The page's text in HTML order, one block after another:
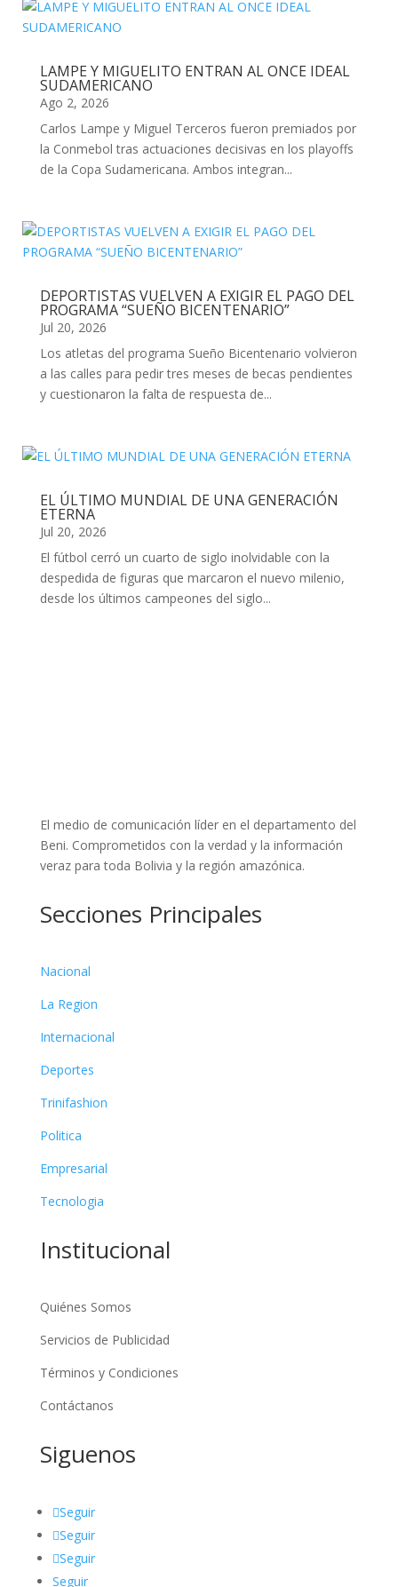
LAMPE Y MIGUELITO ENTRAN AL ONCE IDEAL
SUDAMERICANO
Ago 2, 2026
Carlos Lampe y Miguel Terceros fueron premiados por
la Conmebol tras actuaciones decisivas en los playoffs
de la Copa Sudamericana. Ambos integran...
DEPORTISTAS VUELVEN A EXIGIR EL PAGO DEL
PROGRAMA “SUEÑO BICENTENARIO”
Jul 20, 2026
Los atletas del programa Sueño Bicentenario volvieron
a las calles para pedir tres meses de becas pendientes
y cuestionaron la falta de respuesta de...
EL ÚLTIMO MUNDIAL DE UNA GENERACIÓN
ETERNA
Jul 20, 2026
El fútbol cerró un cuarto de siglo inolvidable con la
despedida de figuras que marcaron el nuevo milenio,
desde los últimos campeones del siglo...
El medio de comunicación líder en el departamento del
Beni. Comprometidos con la verdad y la información
veraz para toda Bolivia y la región amazónica.
Secciones Principales
Nacional
La Region
Internacional
Deportes
Trinifashion
Politica
Empresarial
Tecnologia
Institucional
Quiénes Somos
Servicios de Publicidad
Términos y Condiciones
Contáctanos
Siguenos
Seguir
Seguir
Seguir
Seguir